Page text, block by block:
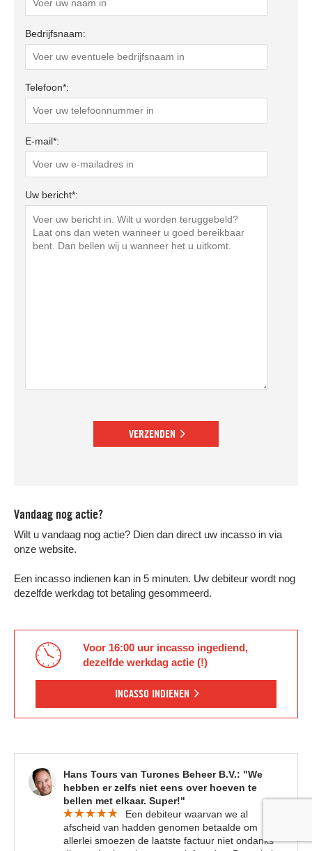
Bedrijfsnaam:
Telefoon*:
E-mail*:
Uw bericht*:
VERZENDEN
Vandaag nog actie?
Wilt u vandaag nog actie? Dien dan direct uw incasso in via
onze website.
Een incasso indienen kan in 5 minuten. Uw debiteur wordt nog
dezelfde werkdag tot betaling gesommeerd.
Voor 16:00 uur incasso ingediend,
dezelfde werkdag actie (!)
INCASSO INDIENEN
Hans Tours van Turones Beheer B.V.: "We
hebben er zelfs niet eens over hoeven te
bellen met elkaar. Super!"
Een debiteur waarvan we al
afscheid van hadden genomen betaalde om
allerlei smoezen de laatste factuur niet ondanks